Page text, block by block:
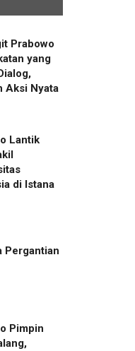
Prabowo
yang
Aksi Nyata
Lantik
di Istana
Pergantian
Pimpin